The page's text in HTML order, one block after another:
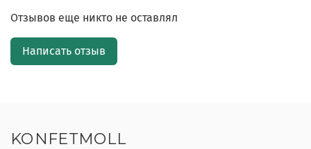
Отзывов еще никто не оставлял
Написать отзыв
KONFETMOLL